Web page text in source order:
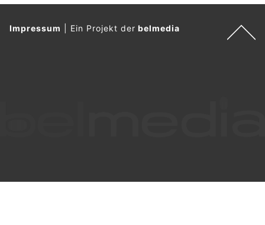
Impressum Ein Projekt derbelmedia